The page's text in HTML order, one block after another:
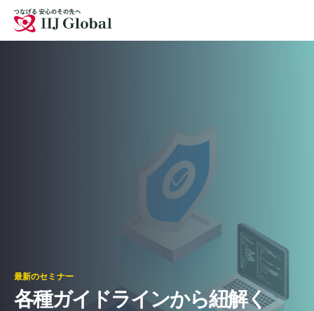
点
採用情報 お問い合わせ
最新のセミナー
各種ガイドラインから紐解く